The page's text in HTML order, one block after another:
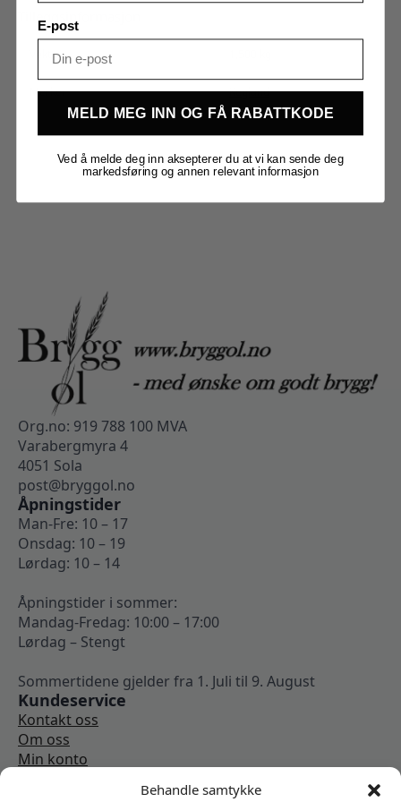
Behandle samtykke
Tilleggsinformasjon
Merker Kegland
Org.no: 919 788 100 MVA
Varabergmyra 4
4051 Sola
post@bryggol.no
Åpningstider
Man-Fre: 10 – 17
Onsdag: 10 – 19
Lørdag: 10 – 14
Åpningstider i sommer:
Mandag-Fredag: 10:00 – 17:00
Lørdag – Stengt
Sommertidene gjelder fra 1. Juli til 9. August
Kundeservice
Kontakt oss
Om oss
Min konto
E-post
MELD MEG INN OG FÅ RABATTKODE
Ved å melde deg inn aksepterer du at vi kan sende deg
markedsføring og annen relevant informasjon